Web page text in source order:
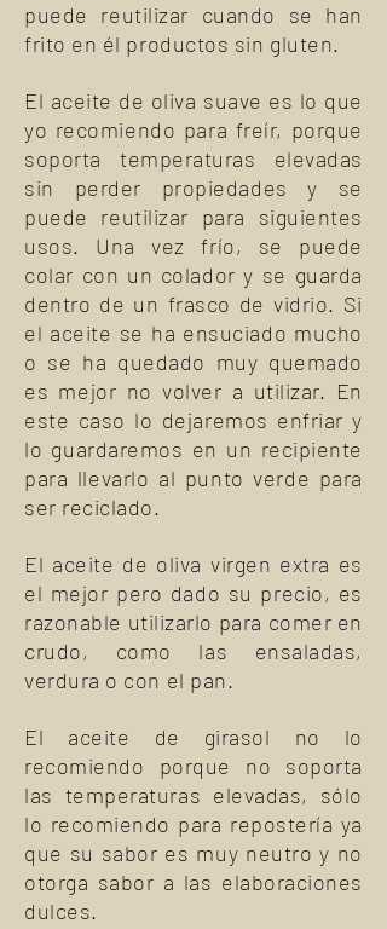
puede reutilizar cuando se han
frito en él productos sin gluten.
El aceite de oliva suave es lo que
yo recomiendo para freír, porque
soporta temperaturas elevadas
sin perder propiedades y se
puede reutilizar para siguientes
usos. Una vez frío, se puede
colar con un colador y se guarda
dentro de un frasco de vidrio. Si
el aceite se ha ensuciado mucho
o se ha quedado muy quemado
es mejor no volver a utilizar. En
este caso lo dejaremos enfriar y
lo guardaremos en un recipiente
para llevarlo al punto verde para
ser reciclado.
El aceite de oliva virgen extra es
el mejor pero dado su precio, es
razonable utilizarlo para comer en
crudo, como las ensaladas,
verdura o con el pan.
El aceite de girasol no lo
recomiendo porque no soporta
las temperaturas elevadas, sólo
lo recomiendo para repostería ya
que su sabor es muy neutro y no
otorga sabor a las elaboraciones
dulces.